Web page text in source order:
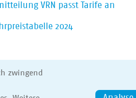
VRN passt Tarife an
2024
zwingend